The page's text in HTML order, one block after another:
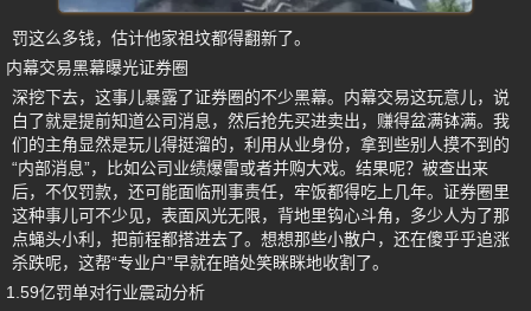
罚这么多钱，估计他家祖坟都得翻新了。
内幕交易黑幕曝光证券圈
深挖下去，这事儿暴露了证券圈的不少黑幕。内幕交易这玩意儿，说
白了就是提前知道公司消息，然后抢先买进卖出，赚得盆满钵满。我
们的主角显然是玩儿得挺溜的，利用从业身份，拿到些别人摸不到的
“内部消息”，比如公司业绩爆雷或者并购大戏。结果呢？被查出来
后，不仅罚款，还可能面临刑事责任，牢饭都得吃上几年。证券圈里
这种事儿可不少见，表面风光无限，背地里钩心斗角，多少人为了那
点蝇头小利，把前程都搭进去了。想想那些小散户，还在傻乎乎追涨
杀跌呢，这帮“专业户”早就在暗处笑眯眯地收割了。
1.59亿罚单对行业震动分析